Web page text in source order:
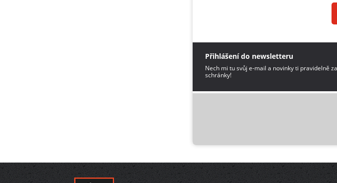
Přihlášení do newsletteru
Nech mi tu svůj e-mail a novinky ti pravidelně
schránky!